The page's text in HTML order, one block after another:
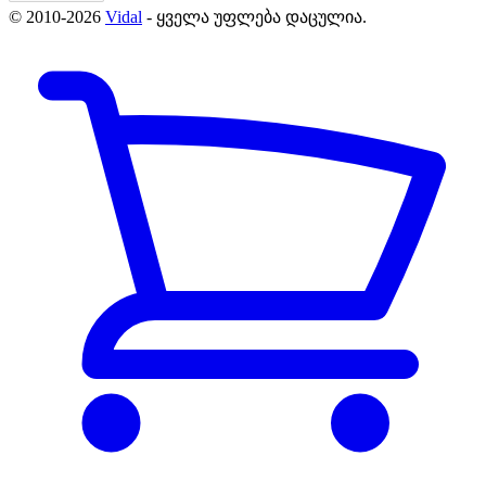
© 2010-2026 Vidal - ყველა უფლება დაცულია.